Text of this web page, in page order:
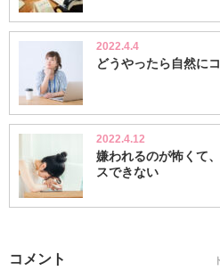
2022.4.4
どうやったら自然に
2022.4.12
嫌われるのが怖くて
スできない
コメント